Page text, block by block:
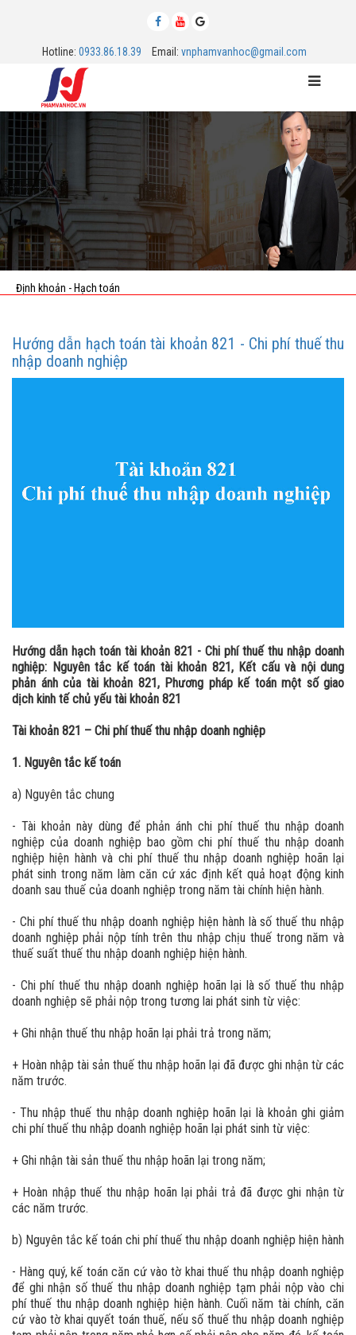
Hotline: 0933.86.18.39 Email: vnphamvanhoc@gmail.com
Định khoản - Hạch toán
Hướng dẫn hạch toán tài khoản 821 - Chi phí thuế thu
nhập doanh nghiệp
Hướng dẫn hạch toán tài khoản 821 - Chi phí thuế thu nhập doanh
nghiệp: Nguyên tắc kế toán tài khoản 821, Kết cấu và nội dung
phản ánh của tài khoản 821, Phương pháp kế toán một số giao
dịch kinh tế chủ yếu tài khoản 821
Tài khoản 821 – Chi phí thuế thu nhập doanh nghiệp
1. Nguyên tắc kế toán
a) Nguyên tắc chung
- Tài khoản này dùng để phản ánh chi phí thuế thu nhập doanh
nghiệp của doanh nghiệp bao gồm chi phí thuế thu nhập doanh
nghiệp hiện hành và chi phí thuế thu nhập doanh nghiệp hoãn lại
phát sinh trong năm làm căn cứ xác định kết quả hoạt động kinh
doanh sau thuế của doanh nghiệp trong năm tài chính hiện hành.
- Chi phí thuế thu nhập doanh nghiệp hiện hành là số thuế thu nhập
doanh nghiệp phải nộp tính trên thu nhập chịu thuế trong năm và
thuế suất thuế thu nhập doanh nghiệp hiện hành.
- Chi phí thuế thu nhập doanh nghiệp hoãn lại là số thuế thu nhập
doanh nghiệp sẽ phải nộp trong tương lai phát sinh từ việc:
+ Ghi nhận thuế thu nhập hoãn lại phải trả trong năm;
+ Hoàn nhập tài sản thuế thu nhập hoãn lại đã được ghi nhận từ các
năm trước.
- Thu nhập thuế thu nhập doanh nghiệp hoãn lại là khoản ghi giảm
chi phí thuế thu nhập doanh nghiệp hoãn lại phát sinh từ việc:
+ Ghi nhận tài sản thuế thu nhập hoãn lại trong năm;
+ Hoàn nhập thuế thu nhập hoãn lại phải trả đã được ghi nhận từ
các năm trước.
b) Nguyên tắc kế toán chi phí thuế thu nhập doanh nghiệp hiện hành
- Hàng quý, kế toán căn cứ vào tờ khai thuế thu nhập doanh nghiệp
để ghi nhận số thuế thu nhập doanh nghiệp tạm phải nộp vào chi
phí thuế thu nhập doanh nghiệp hiện hành. Cuối năm tài chính, căn
cứ vào tờ khai quyết toán thuế, nếu số thuế thu nhập doanh nghiệp